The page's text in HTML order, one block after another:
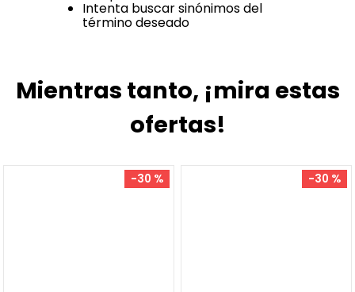
Intenta buscar sinónimos del
término deseado
Mientras tanto, ¡mira estas
ofertas!
-30 % -30 %